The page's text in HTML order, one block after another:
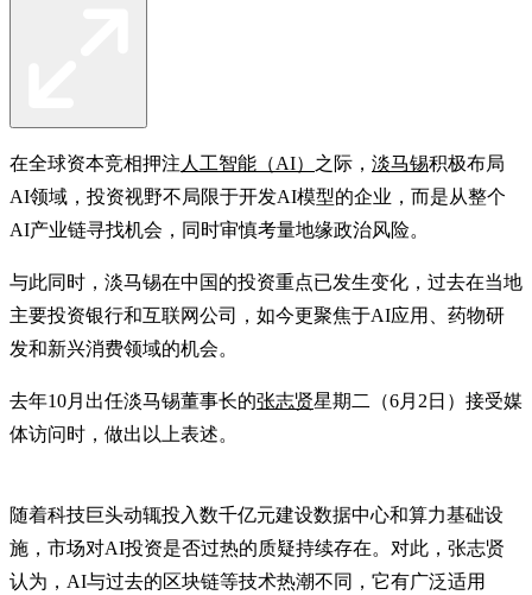
在全球资本竞相押注 人工智能 （AI） 之际， 淡马锡积极布局
AI领域，投资视野不局限于开发AI模型的企业，而是从整个
AI产业链寻找机会，同时审慎考量地缘政治风险。
与此同时，淡马锡在中国的投资重点已发生变化，过去在当地
主要投资银行和互联网公司，如今更聚焦于AI应用、药物研
发和新兴消费领域的机会。
去年10月出任淡马锡董事长的张志贤星期二（6月2日）接受媒
体访问时，做出以上表述。
随着科技巨头动辄投入数千亿元建设数据中心和算力基础设
施，市场对AI投资是否过热的质疑持续存在。对此，张志贤
认为，AI与过去的区块链等技术热潮不同，它有广泛适用